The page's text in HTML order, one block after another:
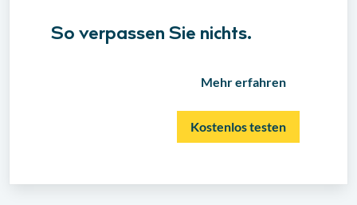
So verpassen Sie nichts.
Mehr erfahren
Kostenlos testen